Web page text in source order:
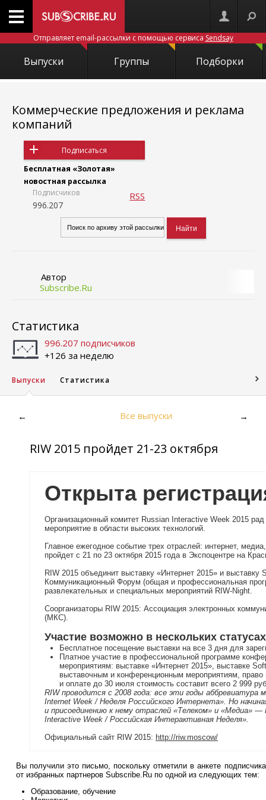
Отправляет email-рассылки с помощью сервиса Sendsay
Выпуски Группы Подборки
Коммерческие предложения и реклама
компаний
Подписаться
Бесплатная «Золотая»
новостная рассылка
Подписчиков
996.207
RSS
Автор
Subscribe.Ru
Статистика
996.207 подписчиков
+126 за неделю
Выпуски Статистика
← Все выпуски →
RIW 2015 пройдет 21-23 октября
Открыта
Организационный комитет Russian Interactive Week 2015
мероприятие в области высоких технологий.
Главное ежегодное событие трех отраслей: интернет,
пройдет с 21 по 23 октября 2015 года в Экспоцентре на
RIW 2015 объединит выставку «Интернет 2015» и
Коммуникационный Форум (общая и профессиональная
развлекательных и специальных мероприятий RIW-Night.
Соорганизаторы RIW 2015: Ассоциация электронных
(МКС).
Участие возможно в нескольких
Бесплатное посещение выставки на все 3 дня для
Платное участие в профессиональной программе
мероприятиям: выставке «Интернет 2015», выставке
выставочным и конференционным мероприятиям, право
и оплате до 30 июля стоимость составит всего 2 999
RIW проводится с 2008 года: все эти годы аббревиатура
Internet Week / Неделя Российского Интернета». Но
и присоединению к нему отраслей «Телеком» и «Медиа»
Interactive Week / Российская Интерактивная Неделя».
Официальный сайт RIW 2015: http://riw.moscow/
Вы получили это письмо, поскольку отметили в анкете
от избранных партнеров Subscribe.Ru по одной из следующих тем:
Образование, обучение